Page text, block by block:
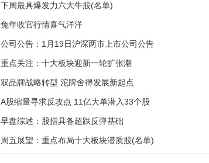
下周最具爆发力六大牛股(名单)
兔年收官行情喜气洋洋
公司公告：1月19日沪深两市上市公司公告
重点关注：十大板块迎新一轮扩张潮
双品牌战略转型 沱牌舍得发展新起点
A股缩量寻求反攻点 11亿大单潜入33个股
早盘综述：股指具备超跌反弹基础
周五展望：重点布局十大板块潜质股(名单)